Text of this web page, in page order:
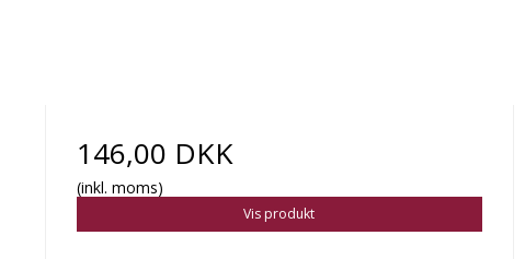
146,00 DKK
(inkl. moms)
Vis produkt